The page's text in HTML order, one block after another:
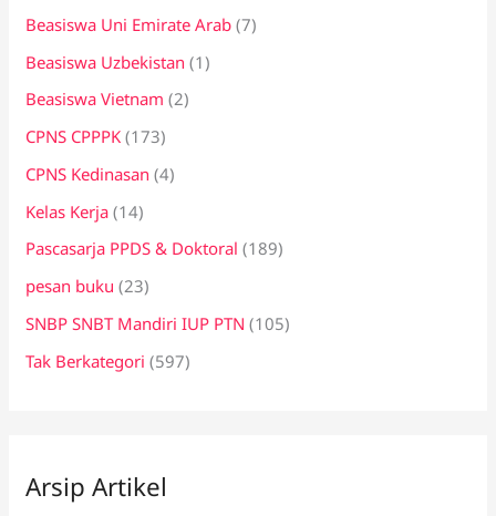
Beasiswa Uni Emirate Arab (7)
Beasiswa Uzbekistan (1)
Beasiswa Vietnam (2)
CPNS CPPPK (173)
CPNS Kedinasan (4)
Kelas Kerja (14)
Pascasarja PPDS & Doktoral (189)
pesan buku (23)
SNBP SNBT Mandiri IUP PTN (105)
Tak Berkategori (597)
Arsip Artikel